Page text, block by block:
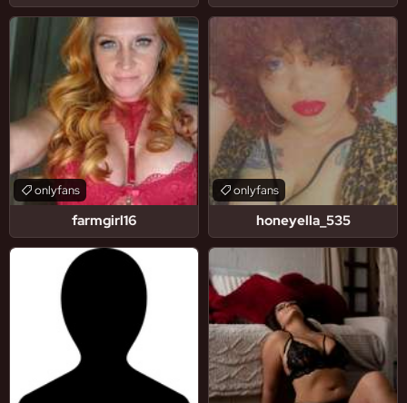
farmgirl16
onlyfans
honeyella_535
onlyfans